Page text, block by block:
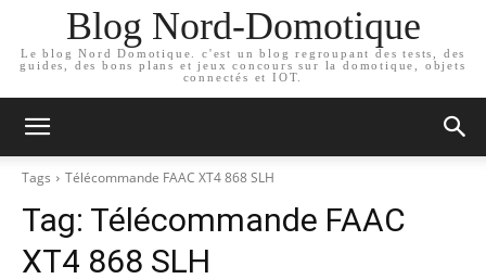
Blog Nord-Domotique
Le blog Nord Domotique. c'est un blog regroupant des tests, des
guides, des bons plans et jeux concours sur la domotique, objets
connectés et IOT.
Tags Télécommande FAAC XT4 868 SLH
Tag: Télécommande FAAC
XT4 868 SLH